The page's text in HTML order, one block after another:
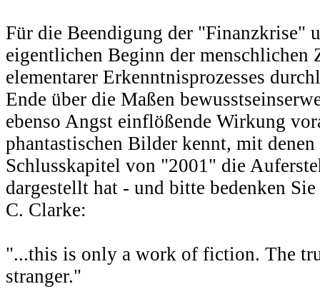
Für die Beendigung der "Finanzkrise"
eigentlichen Beginn der
elementarer Erkenntnisprozesses
Ende über die Maßen
ebenso Angst einflößende Wirkung
phantastischen Bilder kennt, mit
Schlusskapitel von "2001" die
dargestellt hat - und bitte bedenken
C. Clarke:
"...this is only a work of fiction. The
stranger."